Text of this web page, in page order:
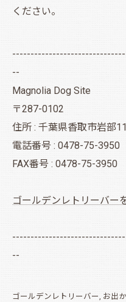
ください。
--
Magnolia Dog Site
〒287-0102
住所 : 千葉県香取市岩部
電話番号 : 0478-75-3950
FAX番号 : 0478-75-3950
ゴールデンレトリーバー
--
ゴールデンレトリーバー お出